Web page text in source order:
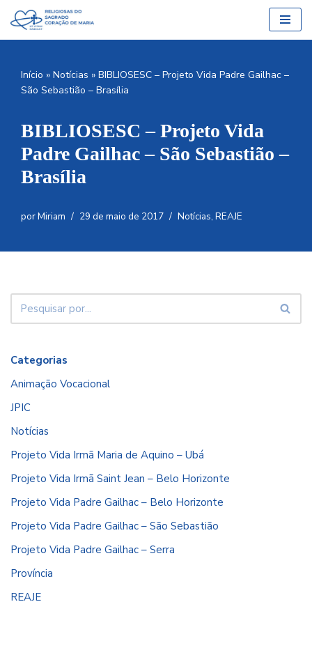
Pular
conteúdo
Início » Notícias » BIBLIOSESC – Projeto Vida Padre Gailhac –
São Sebastião – Brasília
BIBLIOSESC – Projeto Vida
Padre Gailhac – São Sebastião –
Brasília
porMiriam 29 de maio de 2017 Notícias, REAJE
Categorias
Animação Vocacional
JPIC
Notícias
Projeto Vida Irmã Maria de Aquino – Ubá
Projeto Vida Irmã Saint Jean – Belo Horizonte
Projeto Vida Padre Gailhac – Belo Horizonte
Projeto Vida Padre Gailhac – São Sebastião
Projeto Vida Padre Gailhac – Serra
Província
REAJE